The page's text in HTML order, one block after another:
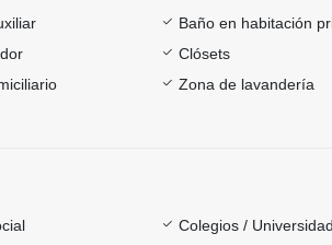
Baño en habitación
Clósets
Zona de lavandería
Colegios /